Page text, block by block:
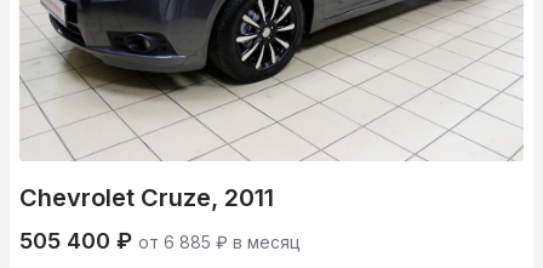
Chevrolet Cruze, 2011
505 400 ₽ от 6 885 ₽ в месяц